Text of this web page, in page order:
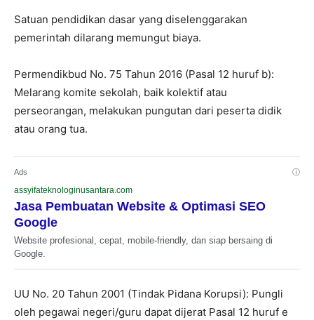
Satuan pendidikan dasar yang diselenggarakan
pemerintah dilarang memungut biaya.
Permendikbud No. 75 Tahun 2016 (Pasal 12 huruf b):
Melarang komite sekolah, baik kolektif atau
perseorangan, melakukan pungutan dari peserta didik
atau orang tua.
Ads ⓘ
assyifateknologinusantara.com
Jasa Pembuatan Website & Optimasi SEO
Google
Website profesional, cepat, mobile-friendly, dan siap bersaing di
Google.
UU No. 20 Tahun 2001 (Tindak Pidana Korupsi): Pungli
oleh pegawai negeri/guru dapat dijerat Pasal 12 huruf e